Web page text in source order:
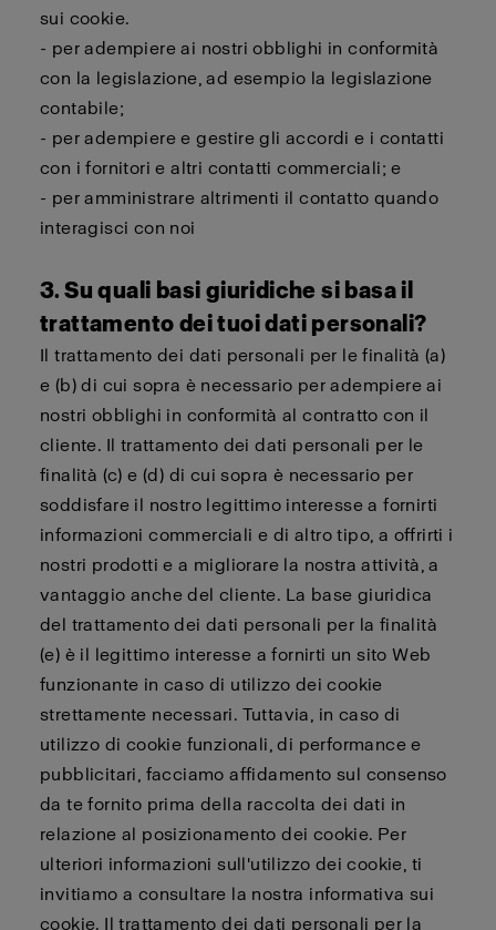
sui cookie.
- per adempiere ai nostri obblighi in conformità
con la legislazione, ad esempio la legislazione
contabile;
- per adempiere e gestire gli accordi e i contatti
con i fornitori e altri contatti commerciali; e
- per amministrare altrimenti il contatto quando
interagisci con noi
3. Su quali basi giuridiche si basa il
trattamento dei tuoi dati personali?
Il trattamento dei dati personali per le finalità (a)
e (b) di cui sopra è necessario per adempiere ai
nostri obblighi in conformità al contratto con il
cliente. Il trattamento dei dati personali per le
finalità (c) e (d) di cui sopra è necessario per
soddisfare il nostro legittimo interesse a fornirti
informazioni commerciali e di altro tipo, a offrirti i
nostri prodotti e a migliorare la nostra attività, a
vantaggio anche del cliente. La base giuridica
del trattamento dei dati personali per la finalità
(e) è il legittimo interesse a fornirti un sito Web
funzionante in caso di utilizzo dei cookie
strettamente necessari. Tuttavia, in caso di
utilizzo di cookie funzionali, di performance e
pubblicitari, facciamo affidamento sul consenso
da te fornito prima della raccolta dei dati in
relazione al posizionamento dei cookie. Per
ulteriori informazioni sull'utilizzo dei cookie, ti
invitiamo a consultare la nostra informativa sui
cookie. Il trattamento dei dati personali per la